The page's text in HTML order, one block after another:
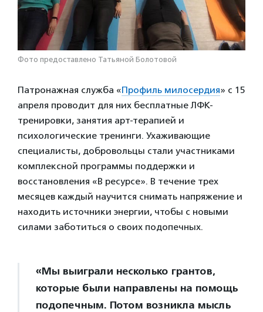
Фото предоставлено Татьяной Болотовой
Патронажная служба «Профиль милосердия» с 15
апреля проводит для них бесплатные ЛФК-
тренировки, занятия арт-терапией и
психологические тренинги. Ухаживающие
специалисты, добровольцы стали участниками
комплексной программы поддержки и
восстановления «В ресурсе». В течение трех
месяцев каждый научится снимать напряжение и
находить источники энергии, чтобы с новыми
силами заботиться о своих подопечных.
«Мы выиграли несколько грантов,
которые были направлены на помощь
подопечным. Потом возникла мысль